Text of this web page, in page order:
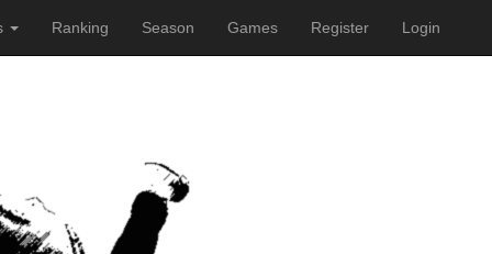
Ranking Season Games Register Login